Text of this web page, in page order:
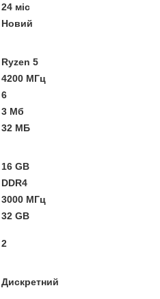
24 міс
Новий
Ryzen 5
4200 МГц
6
3 Мб
32 МБ
16 GB
DDR4
3000 МГц
32 GB
2
Дискретний